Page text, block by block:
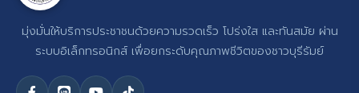
มุ่งมั่นให้บริการประชาชนด้วยความรวดเร็ว โปร่งใส และทันสมัย ผ่าน
ระบบอิเล็กทรอนิกส์ เพื่อยกระดับคุณภาพชีวิตของชาวบุรีรัมย์